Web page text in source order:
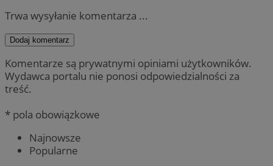
Trwa wysyłanie komentarza ...
Dodaj komentarz
Komentarze są prywatnymi opiniami użytkowników.
Wydawca portalu nie ponosi odpowiedzialności za
treść.
* pola obowiązkowe
Najnowsze
Popularne